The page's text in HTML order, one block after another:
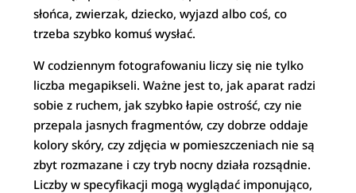
słońca, zwierzak, dziecko, wyjazd albo coś, co
trzeba szybko komuś wysłać.
W codziennym fotografowaniu liczy się nie tylko
liczba megapikseli. Ważne jest to, jak aparat radzi
sobie z ruchem, jak szybko łapie ostrość, czy nie
przepala jasnych fragmentów, czy dobrze oddaje
kolory skóry, czy zdjęcia w pomieszczeniach nie są
zbyt rozmazane i czy tryb nocny działa rozsądnie.
Liczby w specyfikacji mogą wyglądać imponująco,